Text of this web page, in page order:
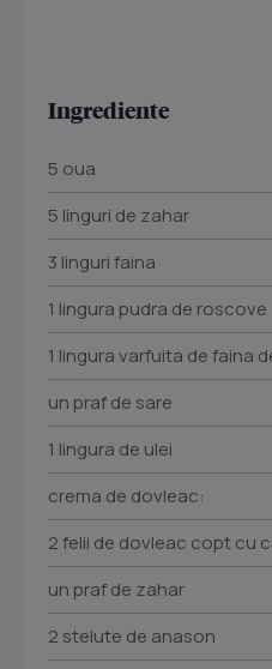
Ingrediente
5 oua
5 linguri de zahar
3 linguri faina
1 lingura pudra de roscove
1 lingura varfuita de faina
un praf de sare
1 lingura de ulei
crema de dovleac:
2 felii de dovleac copt cu
un praf de zahar
2 stelute de anason